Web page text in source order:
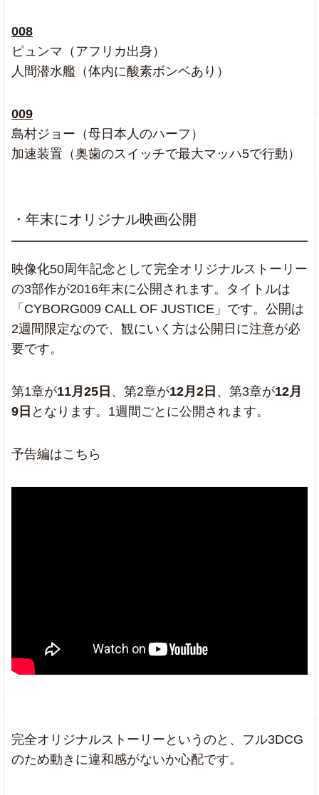
008
ピュンマ（アフリカ出身）
人間潜水艦（体内に酸素ボンベあり）
009
島村ジョー（母日本人のハーフ）
加速装置（奥歯のスイッチで最大マッハ5で行動）
・年末にオリジナル映画公開
映像化50周年記念として完全オリジナルストーリー
の3部作が2016年末に公開されます。タイトルは
「CYBORG009 CALL OF JUSTICE」です。公開は
2週間限定なので、観にいく方は公開日に注意が必
要です。
第1章が11月25日 、第2章が12月2日 、第3章が12月
9日 となります。1週間ごとに公開されます。
予告編はこちら
完全オリジナルストーリーというのと、フル3DCG
のため動きに違和感がないか心配です。